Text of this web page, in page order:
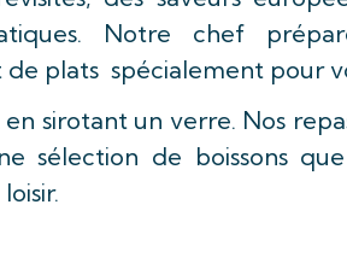
Notre chef
plats spécialement pour
sirotant un verre. Nos
sélection de boissons